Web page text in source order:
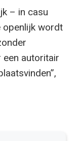
– in casu
openlijk wordt
een autoritair